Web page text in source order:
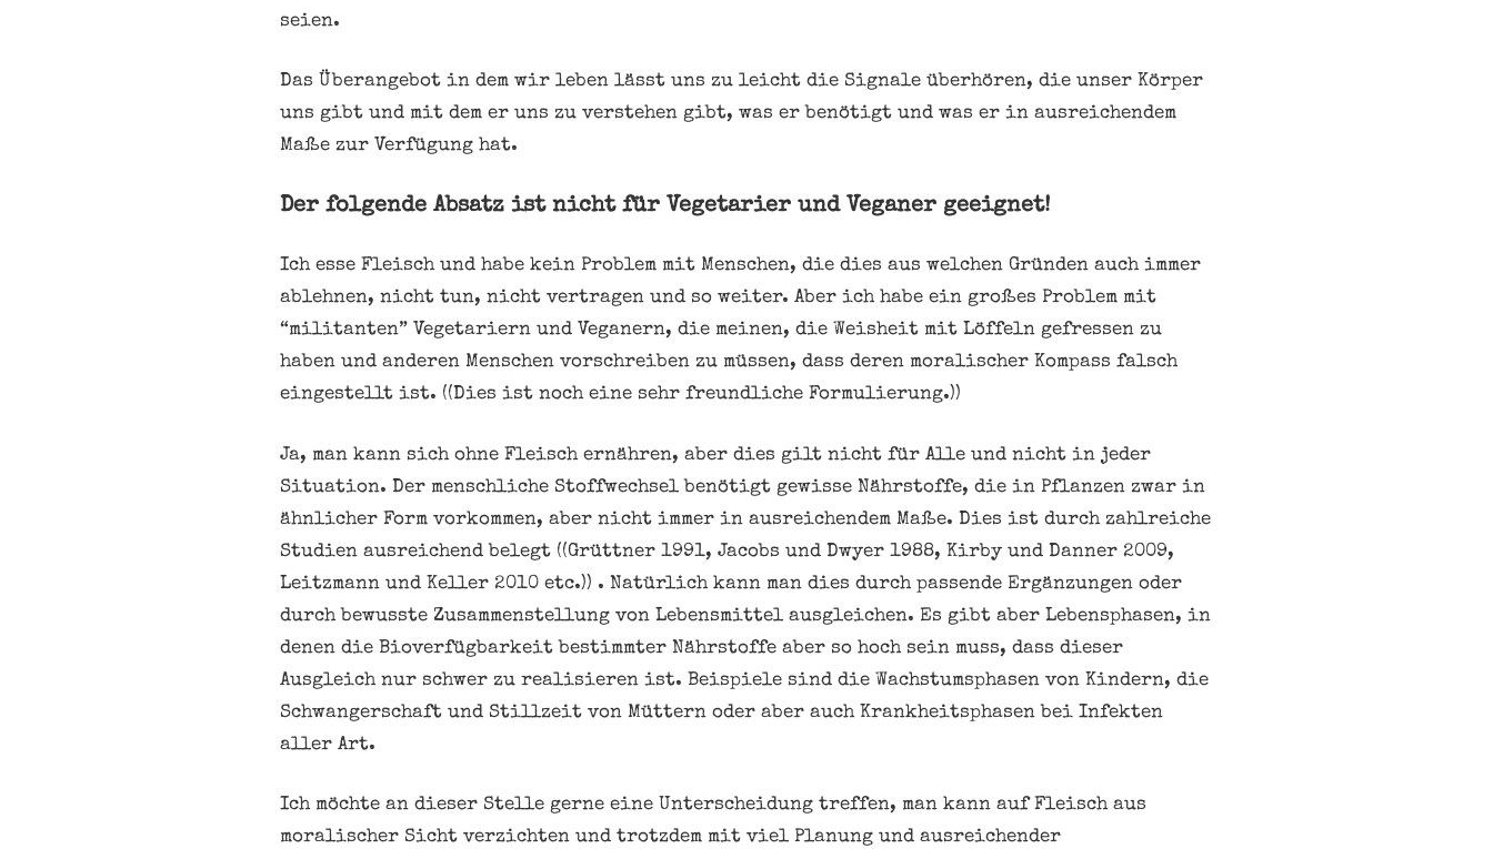
seien.
Das Überangebot in dem wir leben lässt uns zu leicht die Signale überhören, die unser Körper
uns gibt und mit dem er uns zu verstehen gibt, was er benötigt und was er in ausreichendem
Maße zur Verfügung hat.
Der folgende Absatz ist nicht für Vegetarier und Veganer geeignet!
Ich esse Fleisch und habe kein Problem mit Menschen, die dies aus welchen Gründen auch immer
ablehnen, nicht tun, nicht vertragen und so weiter. Aber ich habe ein großes Problem mit
“militanten” Vegetariern und Veganern, die meinen, die Weisheit mit Löffeln gefressen zu
haben und anderen Menschen vorschreiben zu müssen, dass deren moralischer Kompass falsch
eingestellt ist. ((Dies ist noch eine sehr freundliche Formulierung.))
Ja, man kann sich ohne Fleisch ernähren, aber dies gilt nicht für Alle und nicht in jeder
Situation. Der menschliche Stoffwechsel benötigt gewisse Nährstoffe, die in Pflanzen zwar in
ähnlicher Form vorkommen, aber nicht immer in ausreichendem Maße. Dies ist durch zahlreiche
Studien ausreichend belegt ((Grüttner 1991, Jacobs und Dwyer 1988, Kirby und Danner 2009,
Leitzmann und Keller 2010 etc.)) . Natürlich kann man dies durch passende Ergänzungen oder
durch bewusste Zusammenstellung von Lebensmittel ausgleichen. Es gibt aber Lebensphasen, in
denen die Bioverfügbarkeit bestimmter Nährstoffe aber so hoch sein muss, dass dieser
Ausgleich nur schwer zu realisieren ist. Beispiele sind die Wachstumsphasen von Kindern, die
Schwangerschaft und Stillzeit von Müttern oder aber auch Krankheitsphasen bei Infekten
aller Art.
Ich möchte an dieser Stelle gerne eine Unterscheidung treffen, man kann auf Fleisch aus
moralischer Sicht verzichten und trotzdem mit viel Planung und ausreichender